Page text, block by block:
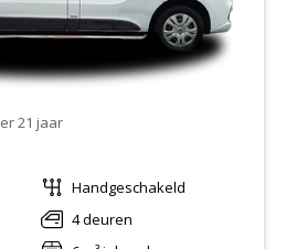
21 jaar
Handgeschakeld
4 deuren